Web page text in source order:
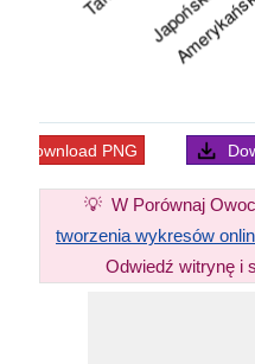
Download PNG
💡 W Porównaj
tworzenia wykresów
Odwiedź witrynę i